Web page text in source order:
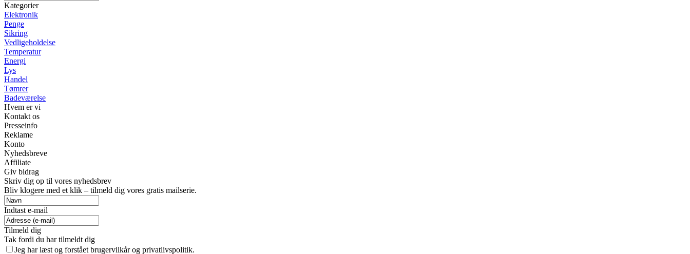
Kategorier
Elektronik
Penge
Sikring
Vedligeholdelse
Temperatur
Energi
Lys
Handel
Tømrer
Badeværelse
Hvem er vi
Kontakt os
Presseinfo
Reklame
Konto
Nyhedsbreve
Affiliate
Giv bidrag
Skriv dig op til vores nyhedsbrev
Bliv klogere med et klik – tilmeld dig vores gratis mailserie.
Indtast e-mail
Tilmeld dig
Tak fordi du har tilmeldt dig
Jeg har læst og forstået brugervilkår og privatlivspolitik.